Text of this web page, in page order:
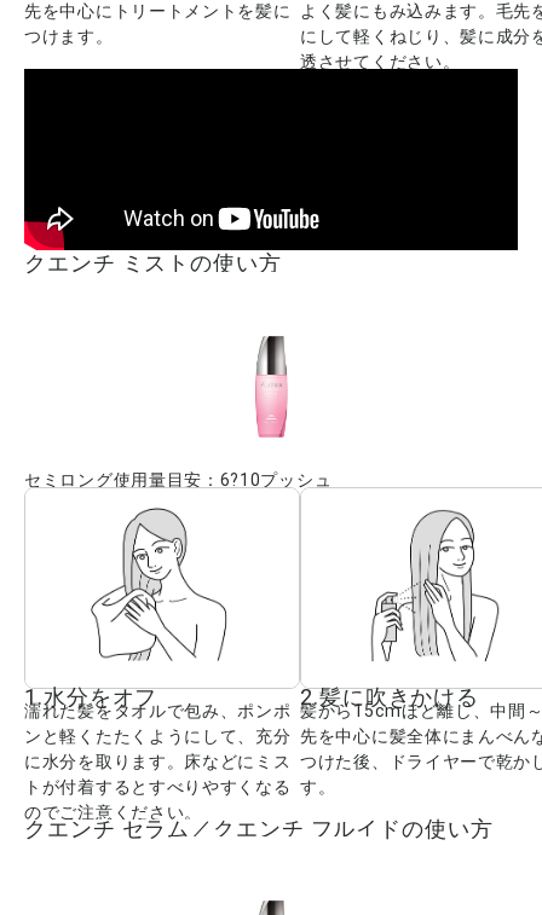
先を中心にトリートメントを髪に
つけます。
よく髪にもみ込みます。毛先
にして軽くねじり、髪に成分
透させてください。
クエンチ ミストの使い方
セミロング使用量目安：6?10プッシュ
1.水分をオフ
濡れた髪をタオルで包み、ポンポ
ンと軽くたたくようにして、充分
に水分を取ります。床などにミス
トが付着するとすべりやすくなる
のでご注意ください。
2.髪に吹きかける
髪から15cmほど離し、中間
先を中心に髪全体にまんべん
つけた後、ドライヤーで乾か
す。
クエンチ セラム／クエンチ フルイドの使い方